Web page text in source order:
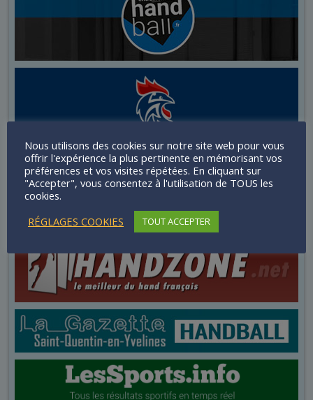
Nous utilisons des cookies sur notre site web pour vous
offrir l'expérience la plus pertinente en mémorisant vos
préférences et vos visites répétées. En cliquant sur
"Accepter", vous consentez à l'utilisation de TOUS les
cookies.
RÉGLAGES COOKIES
TOUT ACCEPTER